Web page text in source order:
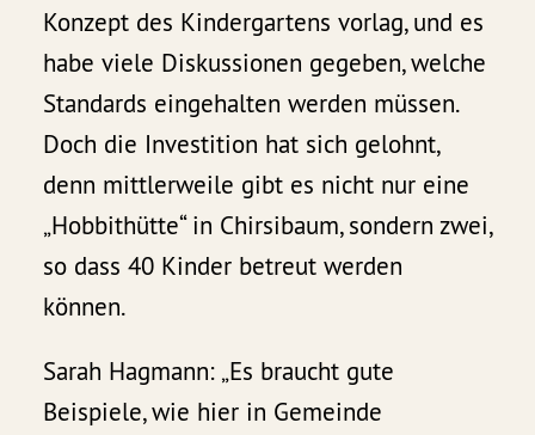
Konzept des Kindergartens vorlag, und es
habe viele Diskussionen gegeben, welche
Standards eingehalten werden müssen.
Doch die Investition hat sich gelohnt,
denn mittlerweile gibt es nicht nur eine
„Hobbithütte“ in Chirsibaum, sondern zwei,
so dass 40 Kinder betreut werden
können.
Sarah Hagmann: „Es braucht gute
Beispiele, wie hier in Gemeinde